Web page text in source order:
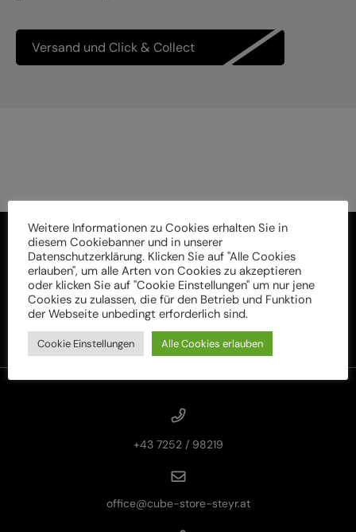
Versand und Click & Collect
+43 7252 / 98219
office@cube-store-steyr.at
Weitere Informationen zu Cookies erhalten Sie in
diesem Cookiebanner und in unserer
Datenschutzerklärung. Klicken Sie auf "Alle Cookies
erlauben", um alle Arten von Cookies zu akzeptieren
oder klicken Sie auf "Cookie Einstellungen" um nur jene
Cookies zu zulassen, die für den Betrieb und Funktion
der Webseite unbedingt erforderlich sind.
Cookie Einstellungen Alle Cookies erlauben